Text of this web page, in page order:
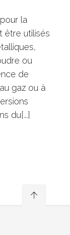
la
être utilisés
ou
de
gaz ou à
du[...]